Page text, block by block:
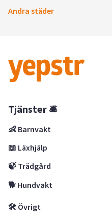
Andra städer
Tjänster 🛎
👶 Barnvakt
📖 Läxhjälp
🍃 Trädgård
🐕 Hundvakt
🛠 Övrigt